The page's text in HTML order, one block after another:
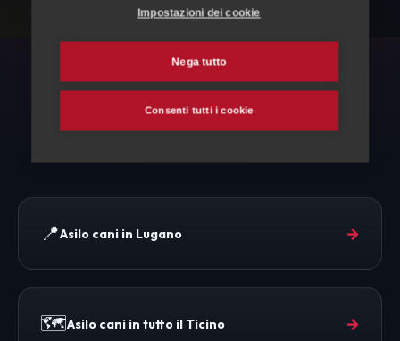
ESPLORA ANCHE
Altri servizi per il tuo cane
📍Asilo cani in Lugano →
🗺️Asilo cani in tutto il Ticino →
Impostazioni dei cookie
Nega tutto
Consenti tutti i cookie